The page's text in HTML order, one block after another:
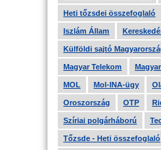
Heti tőzsdei összefoglaló
Iszlám Állam
Külföldi sajtó
Magyar Telekom
MOL Mol-INA-ügy
Oroszország OTP
Szíriai polgárháború
Tőzsde - Heti összefoglaló